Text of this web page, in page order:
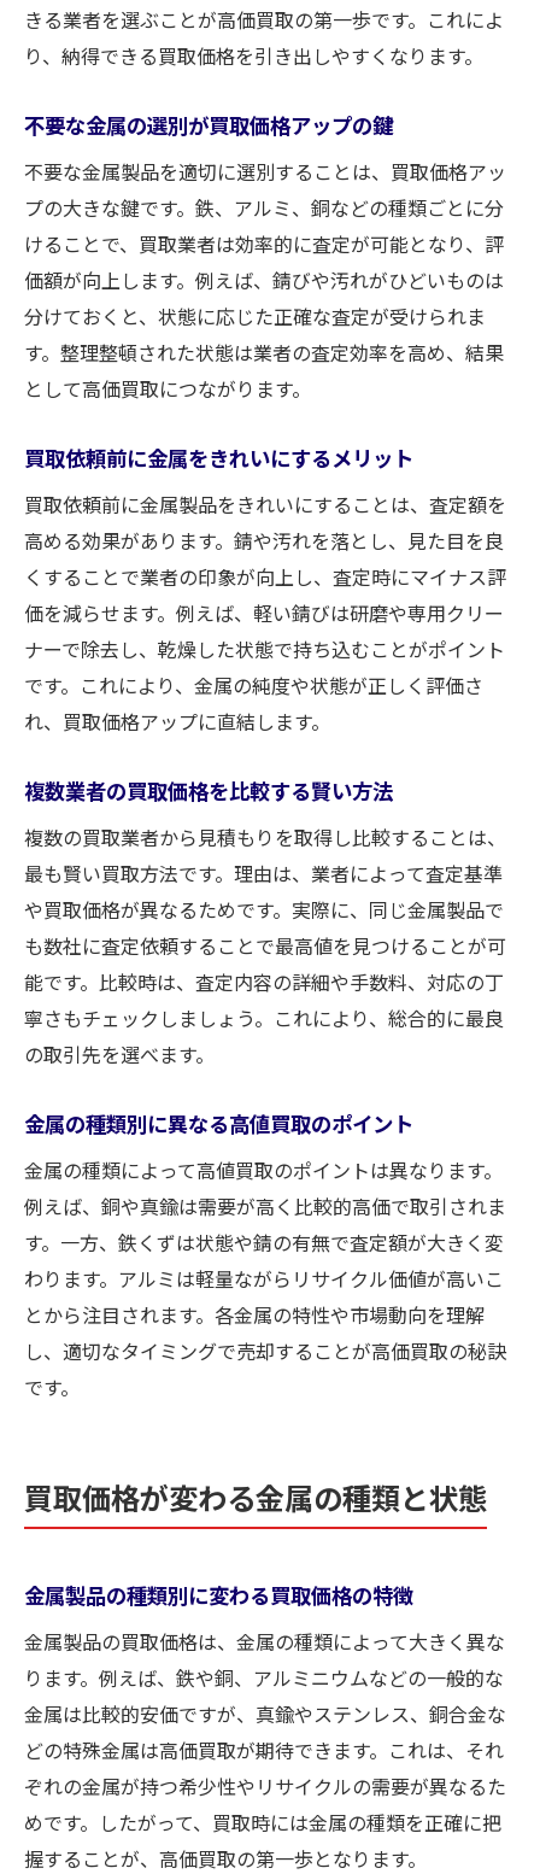
きる業者を選ぶことが高価買取の第一歩です。これによ
り、納得できる買取価格を引き出しやすくなります。
不要な金属の選別が買取価格アップの鍵
不要な金属製品を適切に選別することは、買取価格アッ
プの大きな鍵です。鉄、アルミ、銅などの種類ごとに分
けることで、買取業者は効率的に査定が可能となり、評
価額が向上します。例えば、錆びや汚れがひどいものは
分けておくと、状態に応じた正確な査定が受けられま
す。整理整頓された状態は業者の査定効率を高め、結果
として高価買取につながります。
買取依頼前に金属をきれいにするメリット
買取依頼前に金属製品をきれいにすることは、査定額を
高める効果があります。錆や汚れを落とし、見た目を良
くすることで業者の印象が向上し、査定時にマイナス評
価を減らせます。例えば、軽い錆びは研磨や専用クリー
ナーで除去し、乾燥した状態で持ち込むことがポイント
です。これにより、金属の純度や状態が正しく評価さ
れ、買取価格アップに直結します。
複数業者の買取価格を比較する賢い方法
複数の買取業者から見積もりを取得し比較することは、
最も賢い買取方法です。理由は、業者によって査定基準
や買取価格が異なるためです。実際に、同じ金属製品で
も数社に査定依頼することで最高値を見つけることが可
能です。比較時は、査定内容の詳細や手数料、対応の丁
寧さもチェックしましょう。これにより、総合的に最良
の取引先を選べます。
金属の種類別に異なる高値買取のポイント
金属の種類によって高値買取のポイントは異なります。
例えば、銅や真鍮は需要が高く比較的高価で取引されま
す。一方、鉄くずは状態や錆の有無で査定額が大きく変
わります。アルミは軽量ながらリサイクル価値が高いこ
とから注目されます。各金属の特性や市場動向を理解
し、適切なタイミングで売却することが高価買取の秘訣
です。
買取価格が変わる金属の種類と状態
金属製品の種類別に変わる買取価格の特徴
金属製品の買取価格は、金属の種類によって大きく異な
ります。例えば、鉄や銅、アルミニウムなどの一般的な
金属は比較的安価ですが、真鍮やステンレス、銅合金な
どの特殊金属は高価買取が期待できます。これは、それ
ぞれの金属が持つ希少性やリサイクルの需要が異なるた
めです。したがって、買取時には金属の種類を正確に把
握することが、高価買取の第一歩となります。